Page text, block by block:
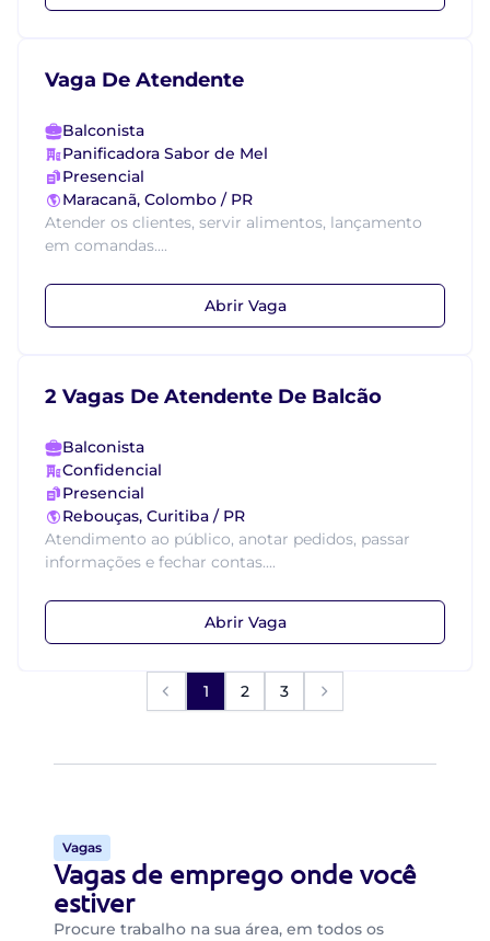
Vaga De Atendente
Balconista
Panificadora Sabor de Mel
Presencial
Maracanã, Colombo / PR
Atender os clientes, servir alimentos, lançamento
em comandas....
Abrir Vaga
2 Vagas De Atendente De Balcão
Balconista
Confidencial
Presencial
Rebouças, Curitiba / PR
Atendimento ao público, anotar pedidos, passar
informações e fechar contas....
Abrir Vaga
1 2 3
Vagas
Vagas de emprego onde você
estiver
Procure trabalho na sua área, em todos os